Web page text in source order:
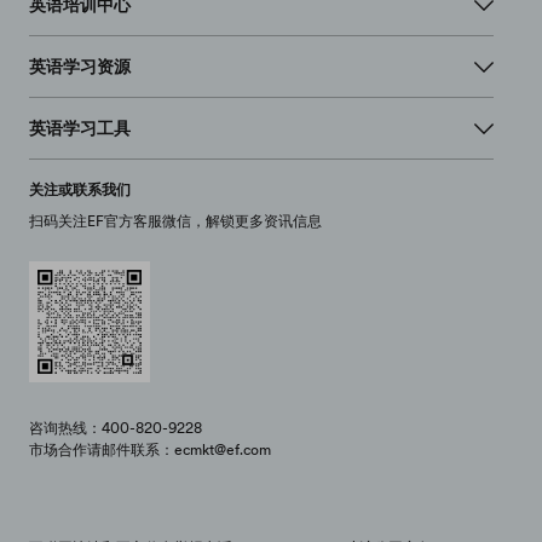
英语培训中心
英语学习资源
英语学习工具
关注或联系我们
扫码关注EF官方客服微信，解锁更多资讯信息
咨询热线：400-820-9228
市场合作请邮件联系：ecmkt@ef.com